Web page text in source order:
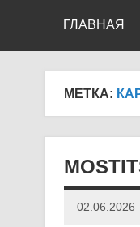
ГЛАВНАЯ
МЕТКА:
02.06.2026